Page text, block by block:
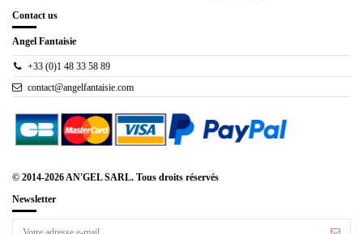
Contact us
Angel Fantaisie
+33 (0)1 48 33 58 89
contact@angelfantaisie.com
© 2014-2026 AN'GEL SARL. Tous droits réservés
Newsletter